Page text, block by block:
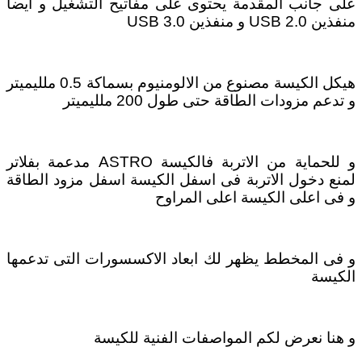
على جانب المقدمة يحتوى على مفاتيح التشغيل و ايضا
منفذين USB 2.0 و منفذين USB 3.0
هيكل الكيسة مصنوع من الالومنيوم بسماكة 0.5 ملليميتر
و تدعم مزودات الطاقة حتى طول 200 ملليميتر
و للحماية من الاتربة فالكيسة ASTRO مدعمة بفلاتر
لمنع دخول الاتربة فى اسفل الكيسة اسفل مزود الطاقة
و فى اعلى الكيسة اعلى المراوح
و فى المخطط يظهر لك ابعاد الاكسسورات التى تدعمها
الكيسة
و هنا نعرض لكم المواصفات الفنية للكيسة